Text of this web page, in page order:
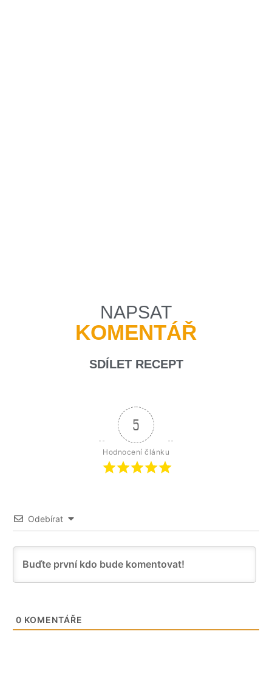
NAPSAT
KOMENTÁŘ
SDÍLET RECEPT
5
Hodnocení článku
Odebírat
0 KOMENTÁŘE